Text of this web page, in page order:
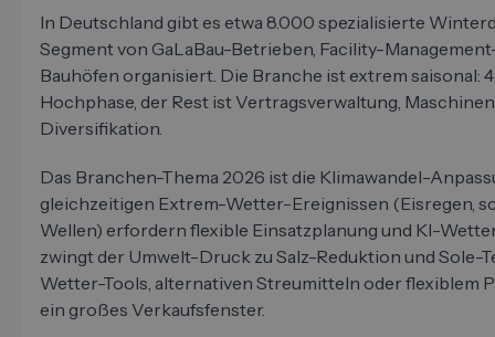
In Deutschland gibt es etwa 8.000 spezialisierte
Segment von GaLaBau-Betrieben, Facility-
Bauhöfen organisiert. Die Branche ist extrem saisonal:
Hochphase, der Rest ist Vertragsverwaltung,
Diversifikation.
Das Branchen-Thema 2026 ist die Klimawandel-
gleichzeitigen Extrem-Wetter-Ereignissen (Eisregen,
Wellen) erfordern flexible Einsatzplanung und KI-
zwingt der Umwelt-Druck zu Salz-Reduktion und Sole-
Wetter-Tools, alternativen Streumitteln oder flexiblem
ein großes Verkaufsfenster.